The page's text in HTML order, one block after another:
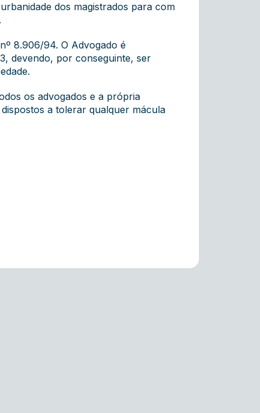
dos magistrados para com
8.906/94. O Advogado é
devendo, por conseguinte, ser
os advogados e a própria
a tolerar qualquer mácula